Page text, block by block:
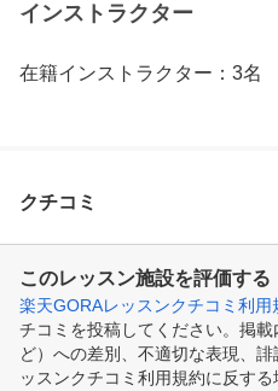
インストラクター
在籍インストラクター：3名
クチコミ
このレッスン施設を評価する
楽天GORAレッスンクチコミ利用
チコミを投稿してください。掲
ど）への差別、不適切な表現、
ッスンクチコミ利用規約に反す